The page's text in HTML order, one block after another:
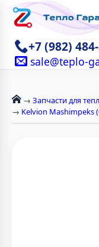
+7 (982)
sale@teplo-
→ Запчасти для
→ Kelvion Mashimpeks